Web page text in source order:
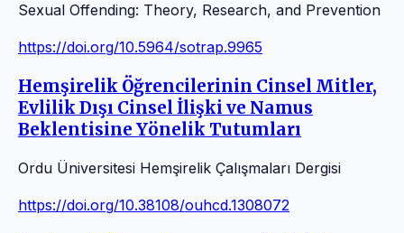
Sexual Offending: Theory, Research, and Prevention
https://doi.org/10.5964/sotrap.9965
Hemşirelik Öğrencilerinin Cinsel Mitler,
Evlilik Dışı Cinsel İlişki ve Namus
Beklentisine Yönelik Tutumları
Ordu Üniversitesi Hemşirelik Çalışmaları Dergisi
https://doi.org/10.38108/ouhcd.1308072